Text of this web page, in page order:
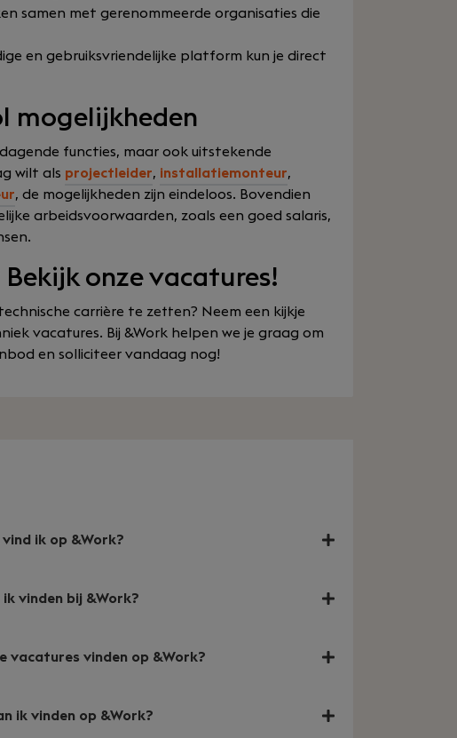
samen met gerenommeerde organisaties die
en gebruiksvriendelijke platform kun je direct
mogelijkheden
functies, maar ook uitstekende
wilt als projectleider, installatiemonteur,
, de mogelijkheden zijn eindeloos. Bovendien
arbeidsvoorwaarden, zoals een goed salaris,
onze vacatures!
carrière te zetten? Neem een kijkje
vacatures. Bij &Work helpen we je graag om
en solliciteer vandaag nog!
ik op &Work?
vinden bij &Work?
vacatures vinden op &Work?
ik vinden op &Work?